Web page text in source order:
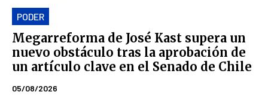
PODER
Megarreforma de José Kast supera un
nuevo obstáculo tras la aprobación de
un artículo clave en el Senado de Chile
05/08/2026